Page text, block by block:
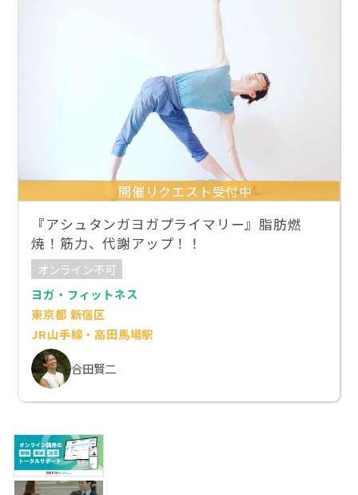
開催リクエスト受付中
『アシュタンガヨガプライマリー』脂肪燃
焼！筋力、代謝アップ！！
オンライン不可
ヨガ・フィットネス
東京都 新宿区
JR山手線・高田馬場駅
合田賢二